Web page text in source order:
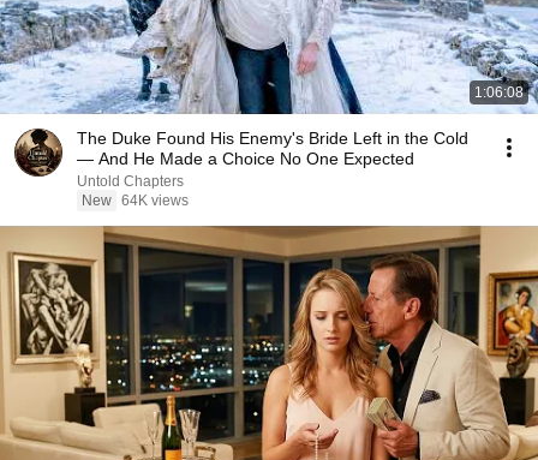
1:06:08
The Duke Found His Enemy's Bride Left in the Cold
— And He Made a Choice No One Expected
Untold Chapters
New 64K views